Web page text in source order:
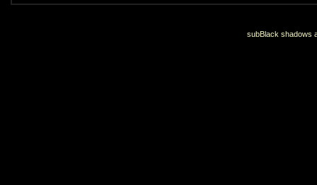
subBlack shadows